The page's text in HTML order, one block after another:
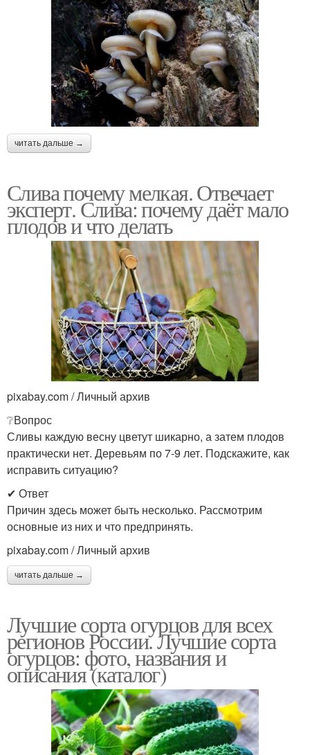
читать дальше →
Слива почему мелкая. Отвечает
эксперт. Слива: почему даёт мало
плодов и что делать
pixabay.com / Личный архив
❔Вопрос
Сливы каждую весну цветут шикарно, а затем плодов
практически нет. Деревьям по 7-9 лет. Подскажите, как
исправить ситуацию?
✔ Ответ
Причин здесь может быть несколько. Рассмотрим
основные из них и что предпринять.
pixabay.com / Личный архив
читать дальше →
Лучшие сорта огурцов для всех
регионов России. Лучшие сорта
огурцов: фото, названия и
описания (каталог)